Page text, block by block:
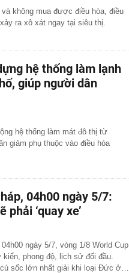
không mua được điều hòa, điều
ra xô xát ngay tại siêu thị.
hệ thống làm lạnh
giúp người dân
hệ thống làm mát đô thị từ
giảm phụ thuộc vào điều hòa
04h00 ngày 5/7:
phải ‘quay xe’
ngày 5/7, vòng 1/8 World Cup
phong độ, lịch sử đối đầu.
cú sốc lớn nhất giải khi loại Đức ở…